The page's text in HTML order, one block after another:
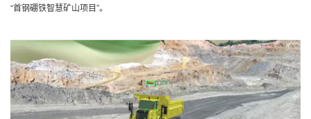
“首钢硼铁智慧矿山项目”。